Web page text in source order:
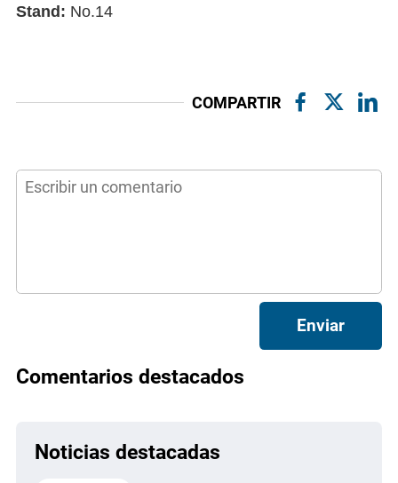
Stand: No.14
COMPARTIR
Enviar
Comentarios destacados
Noticias destacadas